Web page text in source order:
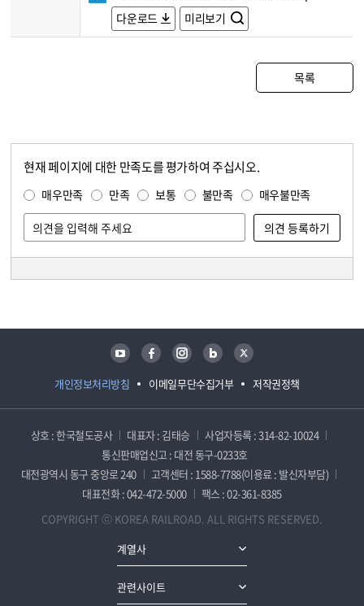
다운로드
미리보기
목록
현재 페이지에 대한 만족도를 평가하여 주십시오.
매우만족 만족 보통 불만족 매우불만족
개인정보처리방침 이메일무단수집거부 저작권정책
유튜브 페이스북 인스타그램 블로그 트위터
상호 : 한국철도공사 대표자 : 김태승
사업자등록 : 314-82-10024
통신판매업신고 : 대전 동구-0233호
대전광역시 동구 중앙로 240
고객센터 : 1588-7788(이용료 : 발신자부담)
대표전화 : 042-472-5000
팩스 : 02-361-8385
COPYRIGHT ⓒ KOREA RAILROAD. ALL RIGHTS RESERVED.
계열사
관련사이트